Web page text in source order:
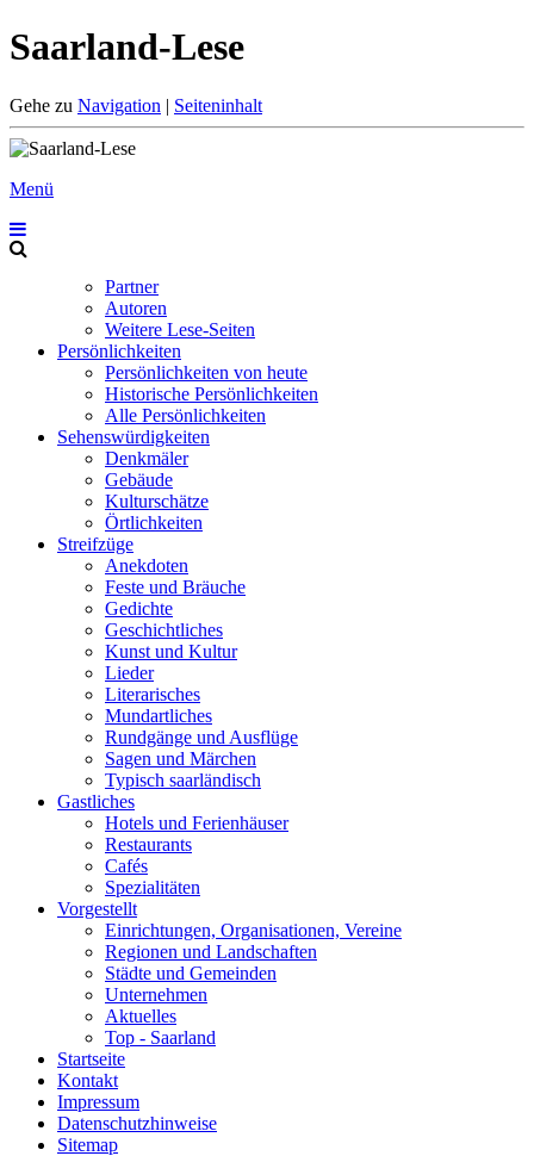
Saarland-Lese
Gehe zu Navigation | Seiteninhalt
Menü
Partner
Autoren
Weitere Lese-Seiten
Persönlichkeiten
Persönlichkeiten von heute
Historische Persönlichkeiten
Alle Persönlichkeiten
Sehenswürdigkeiten
Denkmäler
Gebäude
Kulturschätze
Örtlichkeiten
Streifzüge
Anekdoten
Feste und Bräuche
Gedichte
Geschichtliches
Kunst und Kultur
Lieder
Literarisches
Mundartliches
Rundgänge und Ausflüge
Sagen und Märchen
Typisch saarländisch
Gastliches
Hotels und Ferienhäuser
Restaurants
Cafés
Spezialitäten
Vorgestellt
Einrichtungen, Organisationen, Vereine
Regionen und Landschaften
Städte und Gemeinden
Unternehmen
Aktuelles
Top - Saarland
Startseite
Kontakt
Impressum
Datenschutzhinweise
Sitemap